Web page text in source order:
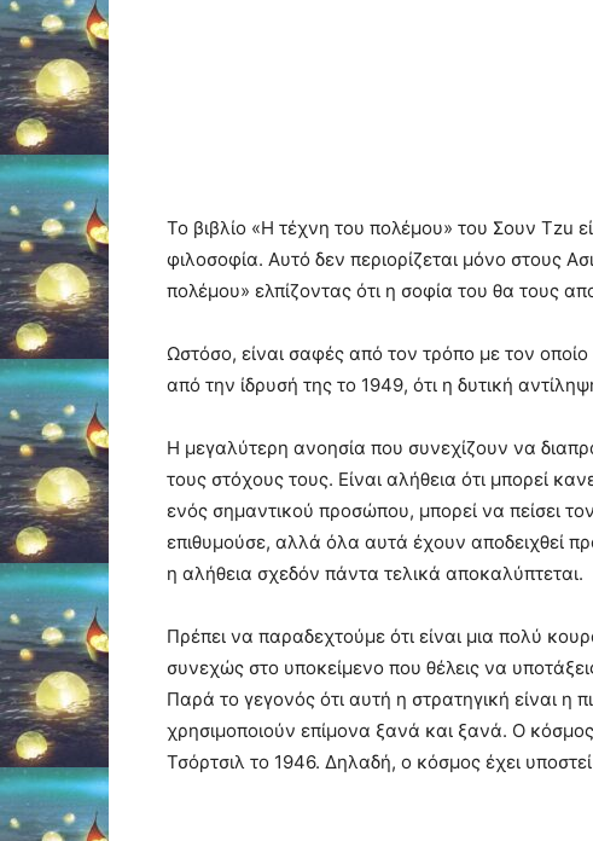
Το βιβλίο «Η τέχνη του πολέμου» του Σουν Τzu
φιλοσοφία. Αυτό δεν περιορίζεται μόνο στους
πολέμου» ελπίζοντας ότι η σοφία του θα τους
Ωστόσο, είναι σαφές από τον τρόπο με τον
από την ίδρυσή της το 1949, ότι η δυτική
Η μεγαλύτερη ανοησία που συνεχίζουν να
τους στόχους τους. Είναι αλήθεια ότι μπορεί
ενός σημαντικού προσώπου, μπορεί να πείσει
επιθυμούσε, αλλά όλα αυτά έχουν αποδειχθεί
η αλήθεια σχεδόν πάντα τελικά αποκαλύπτεται.
Πρέπει να παραδεχτούμε ότι είναι μια πολύ
συνεχώς στο υποκείμενο που θέλεις να
Παρά το γεγονός ότι αυτή η στρατηγική είναι η
χρησιμοποιούν επίμονα ξανά και ξανά. Ο
Τσόρτσιλ το 1946. Δηλαδή, ο κόσμος έχει